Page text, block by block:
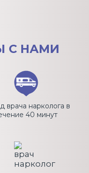
С НАМИ
врача нарколога в
40 минут